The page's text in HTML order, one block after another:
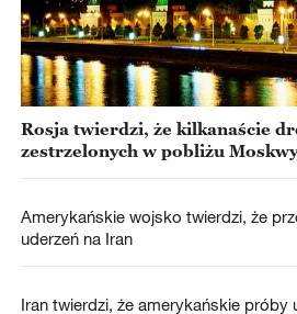
Rosja twierdzi, że kilkanaście
zestrzelonych w pobliżu Moskwy
Amerykańskie wojsko twierdzi, że
uderzeń na Iran
Iran twierdzi, że amerykańskie próby